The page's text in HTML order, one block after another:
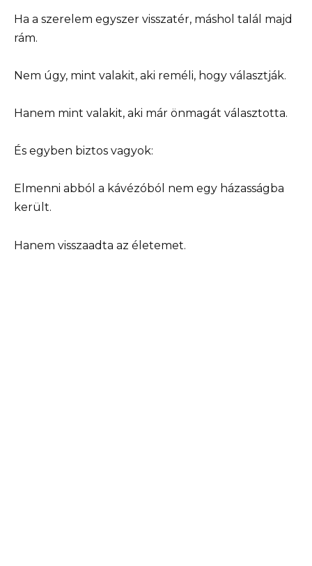
Ha a szerelem egyszer visszatér, máshol talál majd
rám.
Nem úgy, mint valakit, aki reméli, hogy választják.
Hanem mint valakit, aki már önmagát választotta.
És egyben biztos vagyok:
Elmenni abból a kávézóból nem egy házasságba
került.
Hanem visszaadta az életemet.